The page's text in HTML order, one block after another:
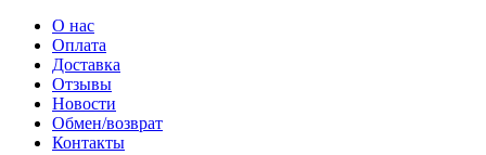
О нас
Оплата
Доставка
Отзывы
Новости
Обмен/возврат
Контакты